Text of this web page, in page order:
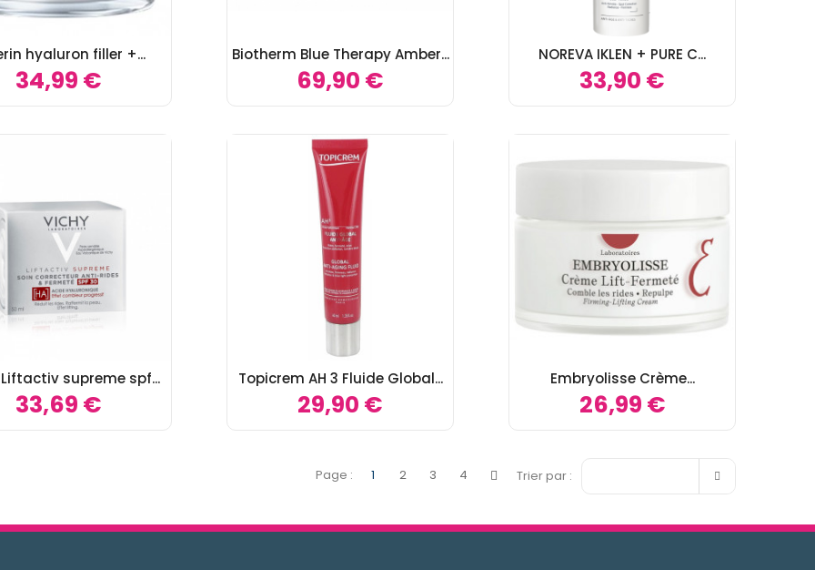
hyaluron filler +...
34,99 €
Biotherm Blue Therapy Amber...
69,90 €
NOREVA IKLEN + PURE C...
33,90 €
Liftactiv supreme spf...
33,69 €
Topicrem AH 3 Fluide Global...
29,90 €
Embryolisse Crème...
26,99 €
Trier par : 
Page : 1 2 3 4